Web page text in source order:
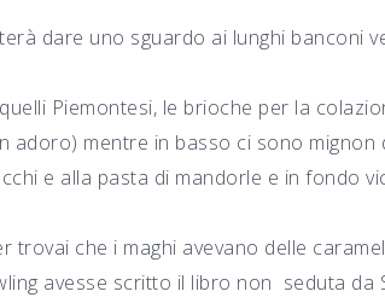
dare uno sguardo ai lunghi banconi
Piemontesi, le brioche per la
adoro) mentre in basso ci sono mignon
e alla pasta di mandorle e in fondo
che i maghi avevano delle
avesse scritto il libro non seduta da